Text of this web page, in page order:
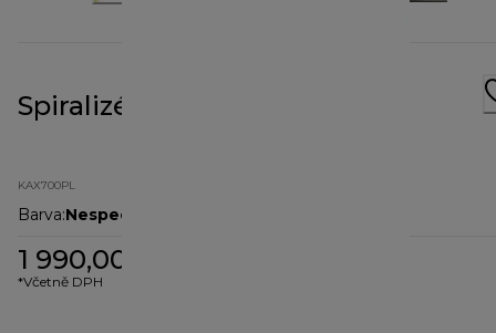
Spiralizér KAX700PL
KAX700PL
Barva:Nespecifikované
1 990,00 Kč
*Včetně DPH